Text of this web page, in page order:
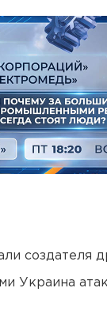
создателя
Украина